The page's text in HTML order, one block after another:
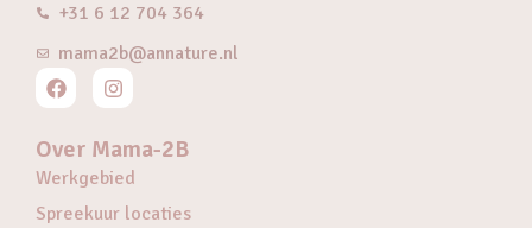
+31 6 12 704 364
mama2b@annature.nl
Over Mama-2B
Werkgebied
Spreekuur locaties